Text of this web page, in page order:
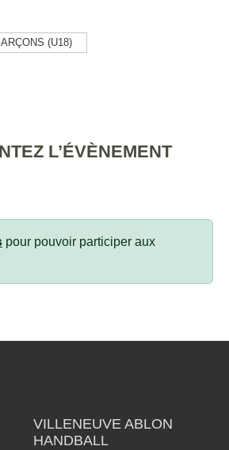
(U18)
L’ÉVÈNEMENT
pour pouvoir participer aux
VILLENEUVE ABLON
HANDBALL